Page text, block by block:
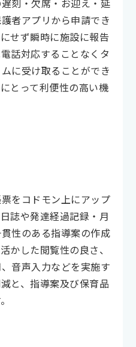
刻・欠席・お迎え・延
者アプリから申請でき
せず瞬時に施設に報告
話対応することなくタ
に受け取ることができ
とって利便性の高い機
をコドモン上にアップ
誌や発達経過記録・月
性のある指導案の作成
かした閲覧性の良さ、
音声入力などを実施す
と、指導案及び保育品